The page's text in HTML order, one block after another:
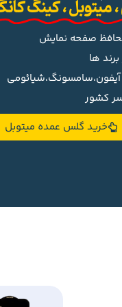
میتوبل ، کینگ
صفحه نمایش
ها
کشور
خرید گلس عمده میتوبل